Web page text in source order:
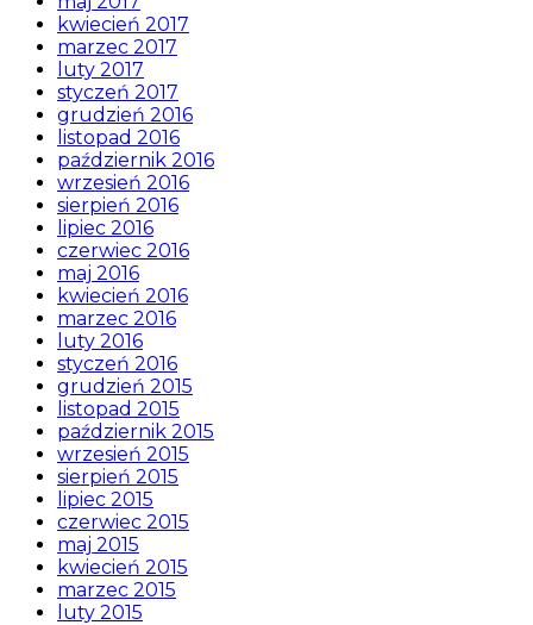
kwiecień 2017
marzec 2017
luty 2017
styczeń 2017
grudzień 2016
listopad 2016
październik 2016
wrzesień 2016
sierpień 2016
lipiec 2016
czerwiec 2016
maj 2016
kwiecień 2016
marzec 2016
luty 2016
styczeń 2016
grudzień 2015
listopad 2015
październik 2015
wrzesień 2015
sierpień 2015
lipiec 2015
czerwiec 2015
maj 2015
kwiecień 2015
marzec 2015
luty 2015